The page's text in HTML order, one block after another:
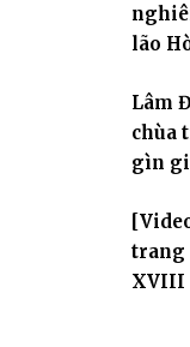
lão
Lâm
chùa
gìn
trang
XVIII